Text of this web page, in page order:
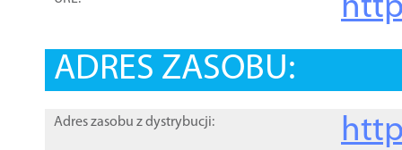
ADRES ZASOBU:
Adres zasobu z dystrybucji: